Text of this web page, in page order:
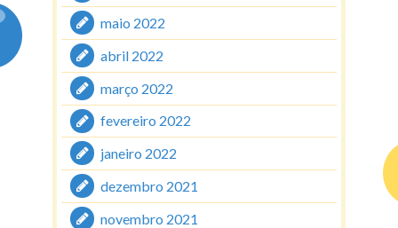
maio 2022
abril 2022
março 2022
fevereiro 2022
janeiro 2022
dezembro 2021
novembro 2021